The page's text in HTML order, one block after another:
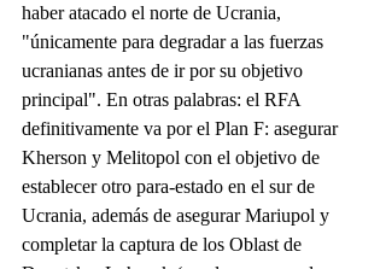
haber atacado el norte de Ucrania,
"únicamente para degradar a las fuerzas
ucranianas antes de ir por su objetivo
principal". En otras palabras: el RFA
definitivamente va por el Plan F: asegurar
Kherson y Melitopol con el objetivo de
establecer otro para-estado en el sur de
Ucrania, además de asegurar Mariupol y
completar la captura de los Oblast de